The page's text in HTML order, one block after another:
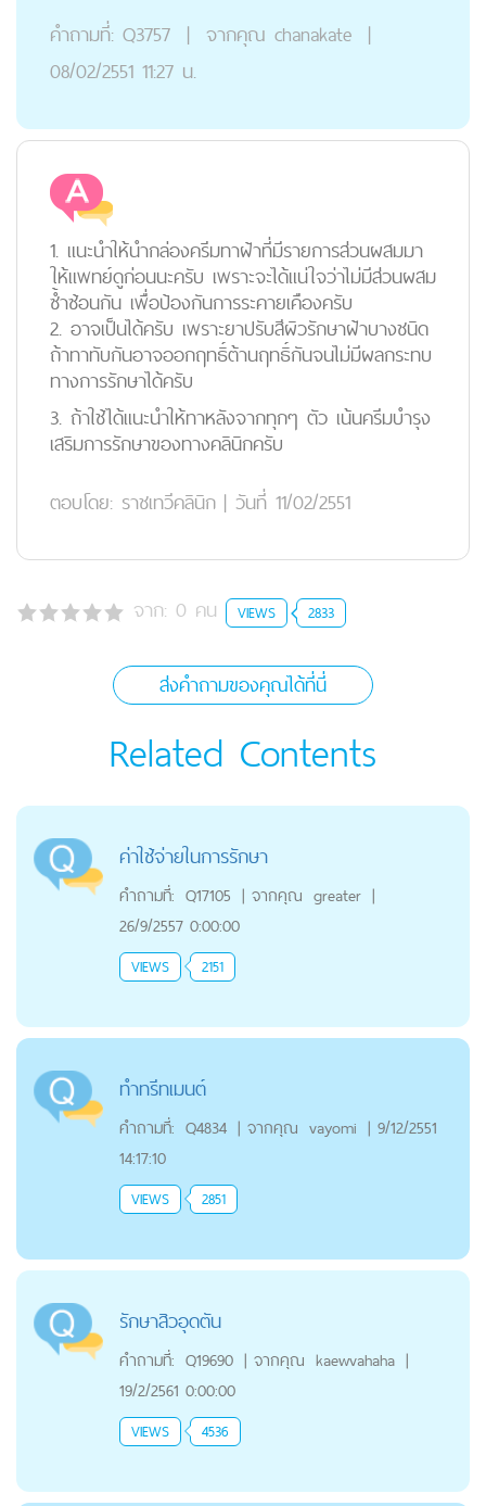
คำถามที่: Q3757 | จากคุณ chanakate |
08/02/2551 11:27 น.
1. แนะนำให้นำกล่องครีมทาฝ้าที่มีรายการส่วนผสมมา
ให้แพทย์ดูก่อนนะครับ เพราะจะได้แน่ใจว่าไม่มีส่วนผสม
ซ้ำซ้อนกัน เพื่อป้องกันการระคายเคืองครับ
2. อาจเป็นได้ครับ เพราะยาปรับสีผิวรักษาฝ้าบางชนิด
ถ้าทาทับกันอาจออกฤทธิ์ต้านฤทธิ์กันจนไม่มีผลกระทบ
ทางการรักษาได้ครับ
3. ถ้าใช้ได้แนะนำให้ทาหลังจากทุกๆ ตัว เน้นครีมบำรุง
เสริมการรักษาของทางคลินิกครับ
ตอบโดย: ราชเทวีคลินิก | วันที่ 11/02/2551
จาก: 0 คน VIEWS 2833
ส่งคำถามของคุณได้ที่นี่
Related Contents
ค่าใช้จ่ายในการรักษา
คำถามที่: Q17105 | จากคุณ greater |
26/9/2557 0:00:00
VIEWS 2151
ทำทรีทเมนต์
คำถามที่: Q4834 | จากคุณ vayomi | 9/12/2551
14:17:10
VIEWS 2851
รักษาสิวอุดตัน
คำถามที่: Q19690 | จากคุณ kaewvahaha |
19/2/2561 0:00:00
VIEWS 4536